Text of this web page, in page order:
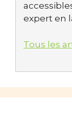
expert en
Tous les